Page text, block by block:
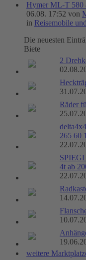
Hymer ML-T 580
06.08. 17:52 von
in Reisemobile
Die neuesten
Biete
2
Räder
265 60
4t ab
weitere